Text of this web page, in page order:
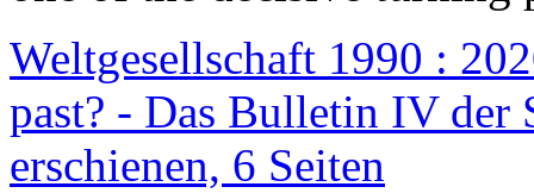
Weltgesellschaft 1990 :
past? - Das Bulletin IV der
erschienen, 6 Seiten